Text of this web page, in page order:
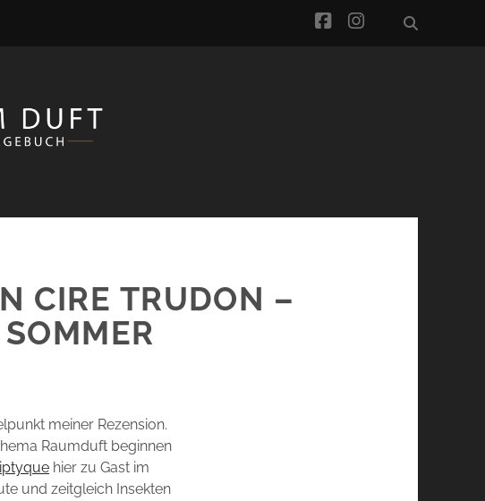
facebook
instagram
CIRE TRUDON –
meiner Rezension.
Raumduft beginnen
hier zu Gast im
und zeitgleich Insekten